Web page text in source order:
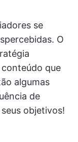
se
O
que
algumas
de
objetivos!